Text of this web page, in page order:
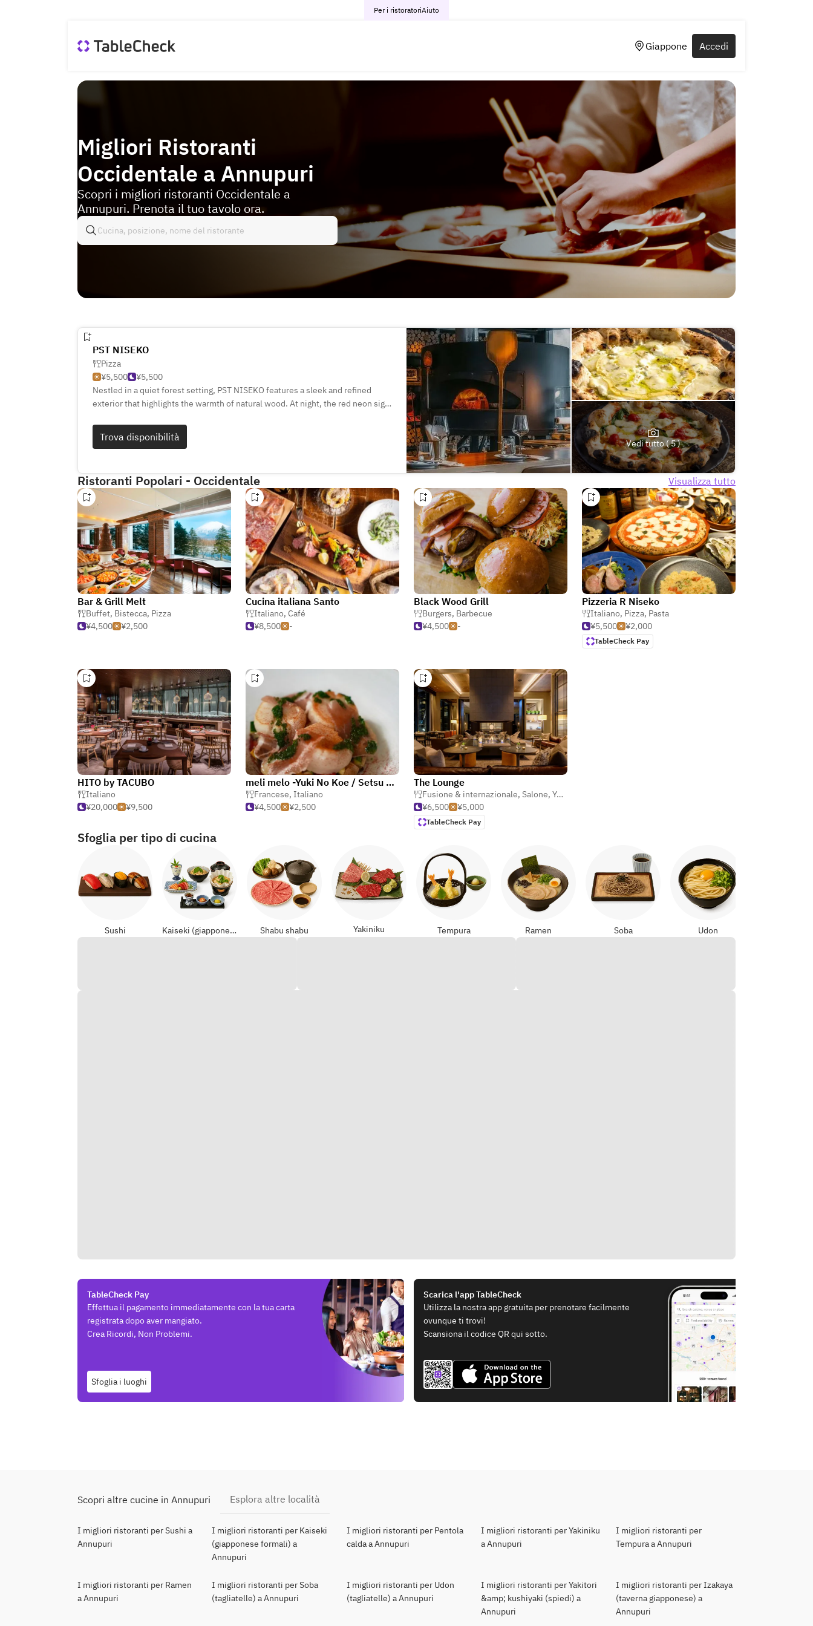
Per i ristoratoriAiuto
Giappone Accedi
Migliori Ristoranti
Occidentale a Annupuri
Scopri i migliori ristoranti Occidentale a
Annupuri. Prenota il tuo tavolo ora.
PST NISEKO
Pizza
¥5,500
¥5,500
Nestled in a quiet forest setting, PST NISEKO features a sleek and refined
exterior that highlights the warmth of natural wood. At night, the red neon sign
memorable atmosphere. Inside, the space is designed with rich wooden
textures and gentle lighting, offering a stylish yet calming environment.
Trova disponibilità
Vedi tutto ( 5 )
Ristoranti Popolari - Occidentale Visualizza tutto
Bar & Grill Melt
Buffet, Bistecca, Pizza
¥4,500
¥2,500
Cucina italiana Santo
Italiano, Café
¥8,500
-
Black Wood Grill
Burgers, Barbecue
¥4,500
-
Pizzeria R Niseko
Italiano, Pizza, Pasta
¥5,500
¥2,000
TableCheck Pay
HITO by TACUBO
Italiano
¥20,000
¥9,500
meli melo -Yuki No Koe / Setsu Niseko
Francese, Italiano
¥4,500
¥2,500
The Lounge
Fusione & internazionale, Salone, Yoshoku (occidentale giapponese)
¥6,500
¥5,000
TableCheck Pay
Sfoglia per tipo di cucina
Sushi Kaiseki (giapponese formali) Shabu shabu Yakiniku Tempura Ramen Soba Udon
TableCheck Pay
Effettua il pagamento immediatamente con la tua carta
registrata dopo aver mangiato.
Crea Ricordi, Non Problemi.
Sfoglia i luoghi
Scarica l'app TableCheck
Utilizza la nostra app gratuita per prenotare facilmente
ovunque ti trovi!
Scansiona il codice QR qui sotto.
Scopri altre cucine in Annupuri Esplora altre località
I migliori ristoranti per Sushi a
Annupuri
I migliori ristoranti per Kaiseki
(giapponese formali) a
Annupuri
I migliori ristoranti per Pentola
calda a Annupuri
I migliori ristoranti per Yakiniku
a Annupuri
I migliori ristoranti per
Tempura a Annupuri
I migliori ristoranti per Ramen
a Annupuri
I migliori ristoranti per Soba
(tagliatelle) a Annupuri
I migliori ristoranti per Udon
(tagliatelle) a Annupuri
I migliori ristoranti per Yakitori
&amp; kushiyaki (spiedi) a
Annupuri
I migliori ristoranti per Izakaya
(taverna giapponese) a
Annupuri